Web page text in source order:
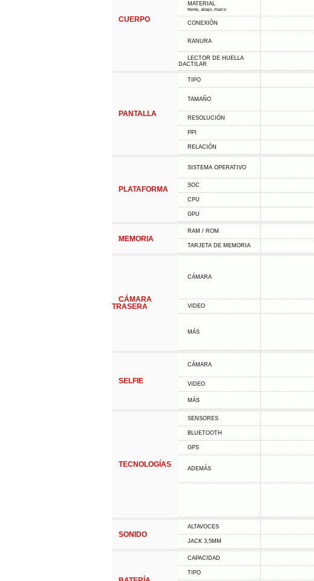
CUERPO
MATERIAL
frente, abajo, marco
CONEXIÓN
RANURA
LECTOR DE HUELLA
DACTILAR
PANTALLA
TIPO
TAMAÑO
RESOLUCIÓN
PPI
RELACIÓN
PLATAFORMA
SISTEMA OPERATIVO
SOC
CPU
GPU
MEMORIA
RAM / ROM
TARJETA DE MEMORIA
CÁMARA
TRASERA
CÁMARA
VIDEO
MÁS
SELFIE
CÁMARA
VIDEO
MÁS
TECNOLOGÍAS
SENSORES
BLUETOOTH
GPS
ADEMÁS
SONIDO
ALTAVOCES
JACK 3,5MM
CAPACIDAD
TIPO